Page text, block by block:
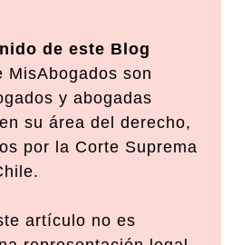
de este Blog
MisAbogados son
y abogadas
su área del derecho,
por la Corte Suprema
artículo no es